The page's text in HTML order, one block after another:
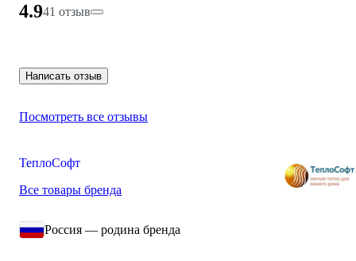
4.941 отзыв
Написать отзыв
Посмотреть все отзывы
ТеплоСофт
Все товары бренда
Россия — родина бренда